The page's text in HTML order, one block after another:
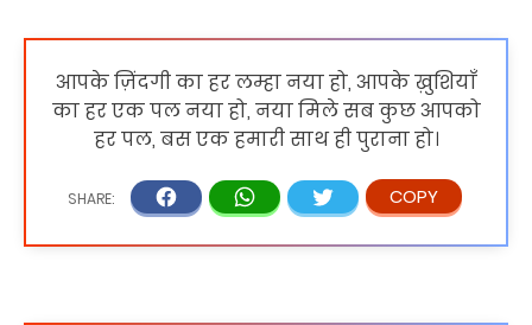
आपके ज़िंदगी का हर लम्हा नया हो, आपके ख़ुशियाँ
का हर एक पल नया हो, नया मिले सब कुछ आपको
हर पल, बस एक हमारी साथ ही पुराना हो।